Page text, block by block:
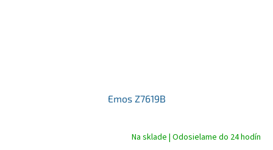
Emos Z7619B
Na sklade | Odosielame do 24 hodín